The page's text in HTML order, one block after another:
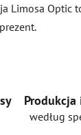
Limosa Optic
według